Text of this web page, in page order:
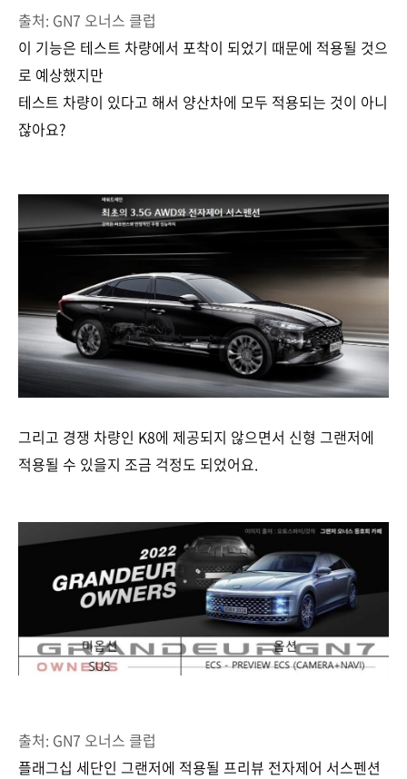
출처: GN7 오너스 클럽
이 기능은 테스트 차량에서 포착이 되었기 때문에 적용될 것으
로 예상했지만
테스트 차량이 있다고 해서 양산차에 모두 적용되는 것이 아니
잖아요?
그리고 경쟁 차량인 K8에 제공되지 않으면서 신형 그랜저에
적용될 수 있을지 조금 걱정도 되었어요.
출처: GN7 오너스 클럽
플래그십 세단인 그랜저에 적용될 프리뷰 전자제어 서스펜션